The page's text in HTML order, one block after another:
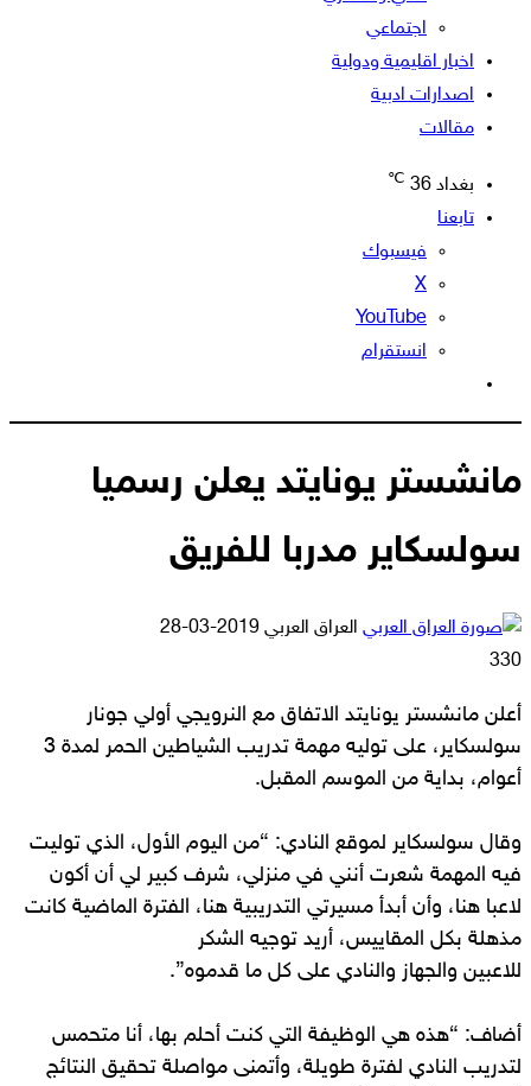
اجتماعي
اخبار اقليمية ودولية
اصدارات ادبية
مقالات
بغداد 36
℃
تابعنا
فيسبوك
‫X
‫YouTube
انستقرام
المظلم
مانشستر يونايتد يعلن رسميا
سولسكاير مدربا للفريق
العراق العربي أرسل
2019-03-28
330
أعلن مانشستر يونايتد الاتفاق مع النرويجي أولي جونار
سولسكاير، على توليه مهمة تدريب الشياطين الحمر لمدة 3
أعوام، بداية من الموسم المقبل.
وقال سولسكاير لموقع النادي: “من اليوم الأول، الذي توليت
فيه المهمة شعرت أنني في منزلي، شرف كبير لي أن أكون
لاعبا هنا، وأن أبدأ مسيرتي التدريبية هنا، الفترة الماضية كانت
مذهلة بكل المقاييس، أريد توجيه الشكر
للاعبين والجهاز والنادي على كل ما قدموه”.
أضاف: “هذه هي الوظيفة التي كنت أحلم بها، أنا متحمس
لتدريب النادي لفترة طويلة، وأتمنى مواصلة تحقيق النتائج